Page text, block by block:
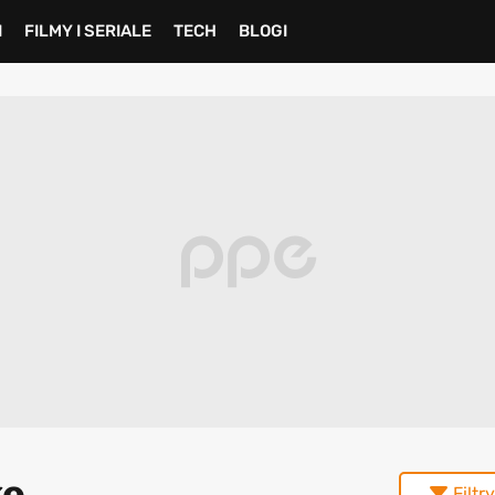
FILMY I SERIALE TECH BLOGI